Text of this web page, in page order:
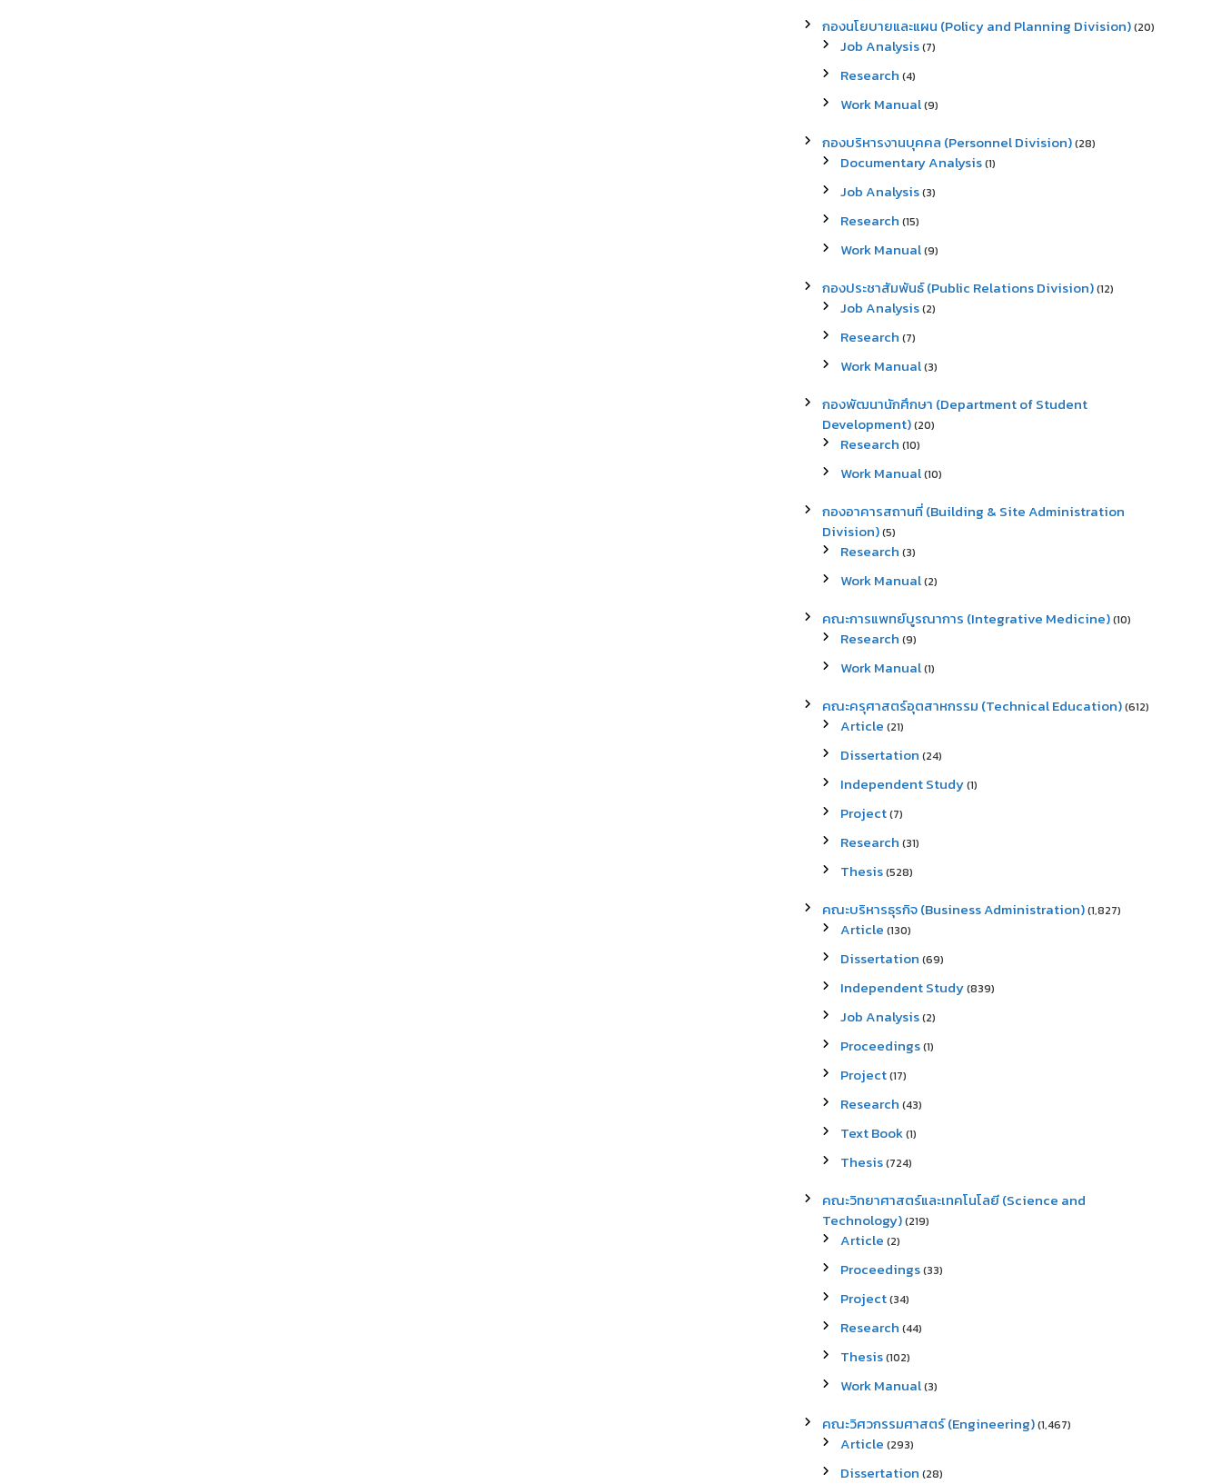
กองนโยบายและแผน (Policy and Planning Division)(20)
Job Analysis(7)
Research (4)
Work Manual(9)
กองบริหารงานบุคคล (Personnel Division)(28)
Documentary Analysis(1)
Job Analysis(3)
Research (15)
Work Manual(9)
กองประชาสัมพันธ์ (Public Relations Division)(12)
Job Analysis(2)
Research (7)
Work Manual(3)
กองพัฒนานักศึกษา (Department of Student
Development)(20)
Research (10)
Work Manual(10)
กองอาคารสถานที่ (Building & Site Administration
Division)(5)
Research (3)
Work Manual(2)
คณะการแพทย์บูรณาการ (Integrative Medicine)(10)
Research (9)
Work Manual(1)
คณะครุศาสตร์อุตสาหกรรม (Technical Education)(612)
Article (21)
Dissertation (24)
Independent Study(1)
Project(7)
Research (31)
Thesis(528)
คณะบริหารธุรกิจ (Business Administration)(1,827)
Article (130)
Dissertation (69)
Independent Study(839)
Job Analysis(2)
Proceedings(1)
Project(17)
Research (43)
Text Book(1)
Thesis(724)
คณะวิทยาศาสตร์และเทคโนโลยี (Science and
Technology)(219)
Article (2)
Proceedings(33)
Project(34)
Research (44)
Thesis(102)
Work Manual(3)
คณะวิศวกรรมศาสตร์ (Engineering)(1,467)
Article (293)
Dissertation (28)